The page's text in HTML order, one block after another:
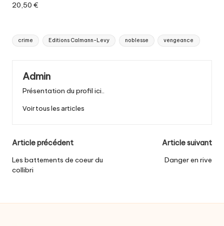
20,50 €
Tags:
crime Editions Calmann-Levy noblesse vengeance
Admin
Présentation du profil ici..
Voir tous les articles
Post
navigation
Article précédent
Les battements de coeur du
collibri
Article suivant
Danger en rive